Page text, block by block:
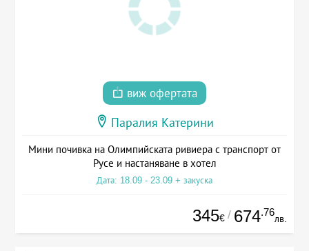
виж офертата
Паралия Катерини
Мини почивка на Олимпийската ривиера с транспорт от
Русе и настаняване в хотел
Дата: 18.09 - 23.09 + закуска
345€ / 674.76
лв.